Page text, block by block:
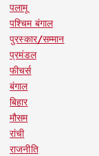
पलामू
पश्चिम बंगाल
पुरस्कार/सम्मान
प्रमंडल
फीचर्स
बंगाल
बिहार
मौसम
रांची
राजनीति